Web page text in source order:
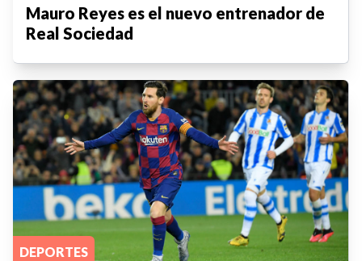
Mauro Reyes es el nuevo entrenador de
Real Sociedad
DEPORTES